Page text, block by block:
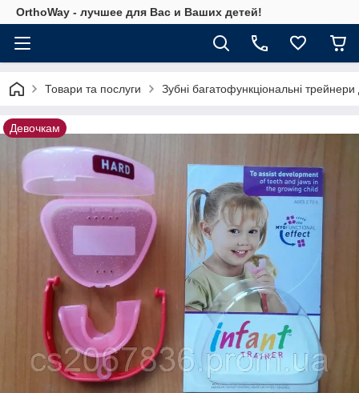
OrthoWay - лучшее для Вас и Ваших детей!
Товари та послуги Зубні багатофункціональні
Девочкам